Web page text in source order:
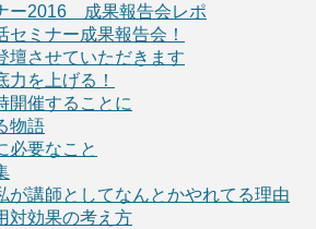
ー2016 成果報告会レポ
セミナー成果報告会！
壇させていただきます
力を上げる！
開催することに
物語
必要なこと
が講師としてなんとかやれてる理由
対効果の考え方